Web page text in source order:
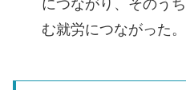
につながり、そのう
む就労につながった。